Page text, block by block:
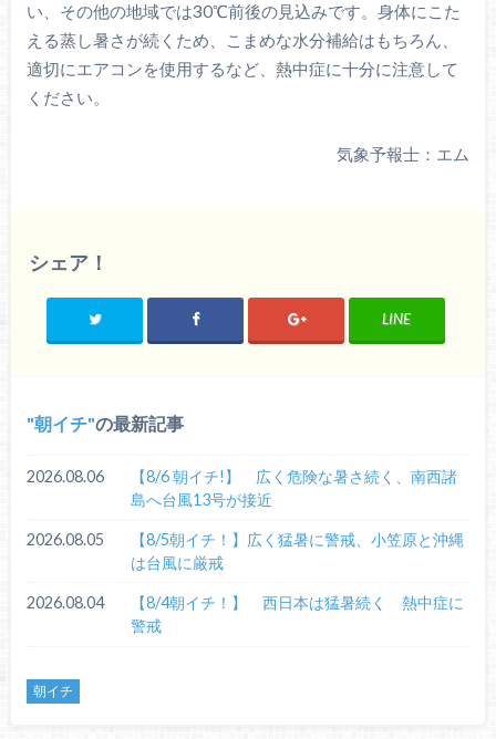
い、その他の地域では30℃前後の見込みです。身体にこた
える蒸し暑さが続くため、こまめな水分補給はもちろん、
適切にエアコンを使用するなど、熱中症に十分に注意して
ください。
気象予報士：エム
シェア！
LINE
朝イチ の最新記事
2026.08.06
【8/6 朝イチ!】 広く危険な暑さ続く、南西諸
島へ台風13号が接近
2026.08.05
【8/5朝イチ！】広く猛暑に警戒、小笠原と沖縄
は台風に厳戒
2026.08.04
【8/4朝イチ！】 西日本は猛暑続く 熱中症に
警戒
朝イチ